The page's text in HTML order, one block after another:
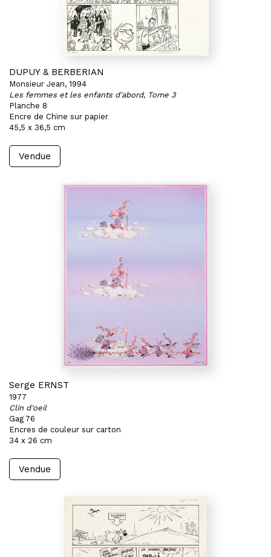
DUPUY & BERBERIAN
Monsieur Jean, 1994
Les femmes et les enfants d'abord, Tome 3
Planche 8
Encre de Chine sur papier
45,5 x 36,5 cm
Vendue
Serge ERNST
1977
Clin d'oeil
Gag 76
Encres de couleur sur carton
34 x 26 cm
Vendue